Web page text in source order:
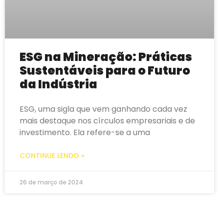
ESG na Mineração: Práticas
Sustentáveis para o Futuro
da Indústria
ESG, uma sigla que vem ganhando cada vez
mais destaque nos círculos empresariais e de
investimento. Ela refere-se a uma
CONTINUE LENDO »
26 de março de 2024